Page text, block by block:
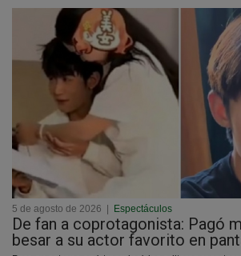
5 de agosto de 2026 Espectáculos
De fan a coprotagonista: Pagó
besar a su actor favorito en